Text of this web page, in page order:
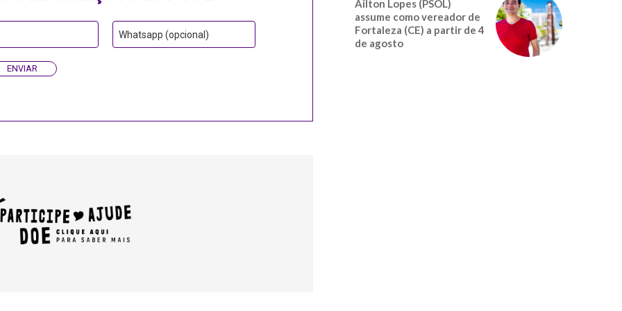
Whatsapp (opcional)
ENVIAR
Ailton Lopes (PSOL)
assume como vereador de
Fortaleza (CE) a partir de 4
de agosto